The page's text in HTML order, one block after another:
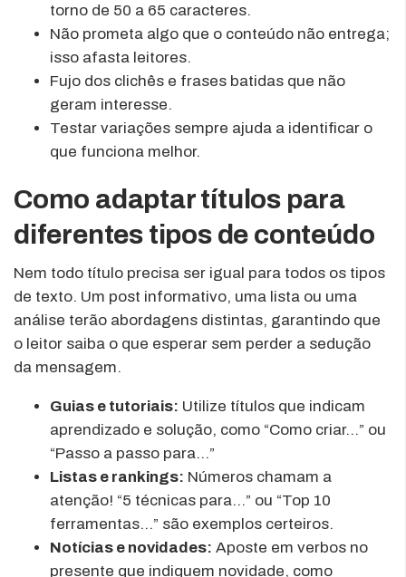
torno de 50 a 65 caracteres.
Não prometa algo que o conteúdo não entrega;
isso afasta leitores.
Fujo dos clichês e frases batidas que não
geram interesse.
Testar variações sempre ajuda a identificar o
que funciona melhor.
Como adaptar títulos para
diferentes tipos de conteúdo
Nem todo título precisa ser igual para todos os tipos
de texto. Um post informativo, uma lista ou uma
análise terão abordagens distintas, garantindo que
o leitor saiba o que esperar sem perder a sedução
da mensagem.
Guias e tutoriais: Utilize títulos que indicam
aprendizado e solução, como “Como criar…” ou
“Passo a passo para…”
Listas e rankings: Números chamam a
atenção! “5 técnicas para…” ou “Top 10
ferramentas…” são exemplos certeiros.
Notícias e novidades: Aposte em verbos no
presente que indiquem novidade, como